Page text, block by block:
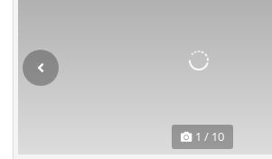
1 / 10